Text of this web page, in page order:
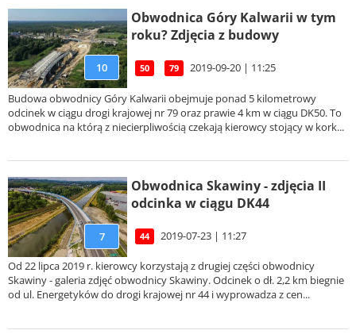
10
Obwodnica Góry Kalwarii w tym
roku? Zdjęcia z budowy
50 79 2019-09-20 | 11:25
Budowa obwodnicy Góry Kalwarii obejmuje ponad 5 kilometrowy
odcinek w ciągu drogi krajowej nr 79 oraz prawie 4 km w ciągu DK50. To
obwodnica na którą z niecierpliwością czekają kierowcy stojący w kork...
7
Obwodnica Skawiny - zdjęcia II
odcinka w ciągu DK44
44 2019-07-23 | 11:27
Od 22 lipca 2019 r. kierowcy korzystają z drugiej części obwodnicy
Skawiny - galeria zdjęć obwodnicy Skawiny. Odcinek o dł. 2,2 km biegnie
od ul. Energetyków do drogi krajowej nr 44 i wyprowadza z cen...